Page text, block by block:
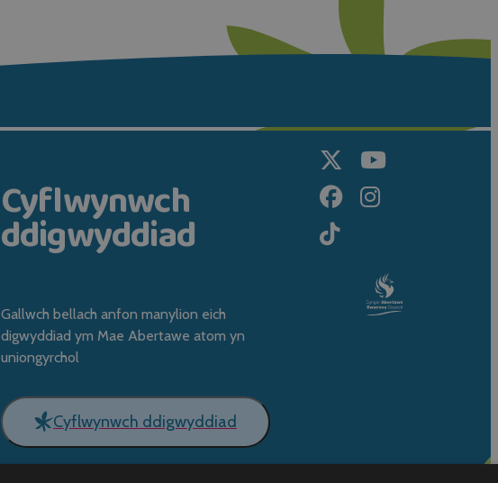
Cyflwynwch
ddigwyddiad
Gallwch bellach anfon manylion eich
digwyddiad ym Mae Abertawe atom yn
uniongyrchol
Cyflwynwch ddigwyddiad